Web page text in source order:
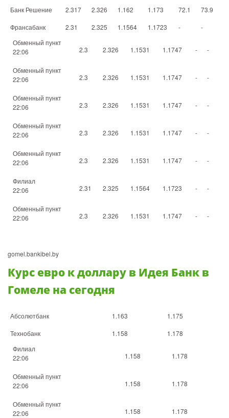
Банк Решение 2.317 2.326 1.162 1.173 72.1
73.9
Франсабанк
2.31 2.325 1.1564 1.1723 -
-
Обменный пункт
22:06
2.3 2.326 1.1531 1.1747 - -
Обменный пункт
22:06
2.3 2.326 1.1531 1.1747 - -
Обменный пункт
22:06
2.3 2.326 1.1531 1.1747 - -
Обменный пункт
22:06
2.3 2.326 1.1531 1.1747 - -
Обменный пункт
22:06
2.3 2.326 1.1531 1.1747 - -
Филиал
22:06
2.31 2.325 1.1564 1.1723 - -
Обменный пункт
22:06
2.3 2.326 1.1531 1.1747 - -
gomel.bankibel.by
Курс евро к доллару в Идея Банк в
Гомеле на сегодня
Абсолютбанк 1.163
1.175
Технобанк
1.158
1.178
Филиал
22:06
1.158 1.178
Обменный пункт
22:06
1.158 1.178
Обменный пункт
22:06
1.158 1.178